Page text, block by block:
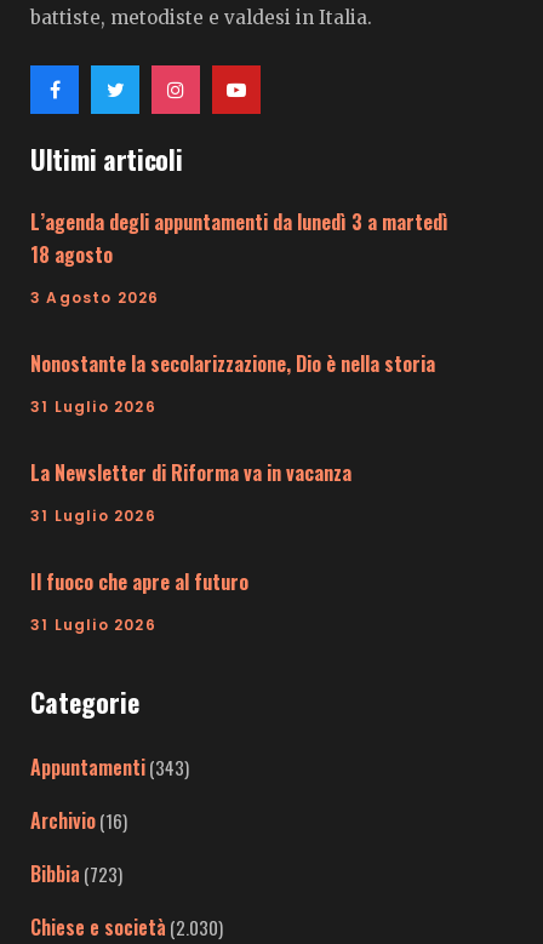
battiste, metodiste e valdesi in Italia.
Ultimi articoli
L’agenda degli appuntamenti da lunedì 3 a martedì
18 agosto
3 Agosto 2026
Nonostante la secolarizzazione, Dio è nella storia
31 Luglio 2026
La Newsletter di Riforma va in vacanza
31 Luglio 2026
Il fuoco che apre al futuro
31 Luglio 2026
Categorie
Appuntamenti(343)
Archivio(16)
Bibbia (723)
Chiese e società (2.030)